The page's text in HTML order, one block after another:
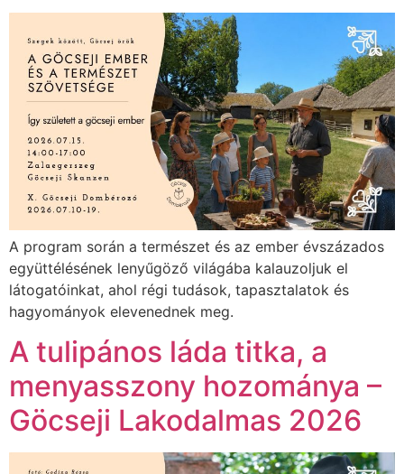
A program során a természet és az ember évszázados
együttélésének lenyűgöző világába kalauzoljuk el
látogatóinkat, ahol régi tudások, tapasztalatok és
hagyományok elevenednek meg.
A tulipános láda titka, a
menyasszony hozománya –
Göcseji Lakodalmas 2026